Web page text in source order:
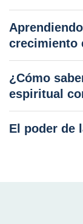
crecimiento
¿Cómo
espiritual
El poder de